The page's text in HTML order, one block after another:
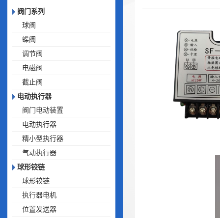
阀门系列
球阀
蝶阀
调节阀
电磁阀
截止阀
电动执行器
阀门电动装置
电动执行器
精小型执行器
气动执行器
球形铰链
球形铰链
执行器电机
位置发送器